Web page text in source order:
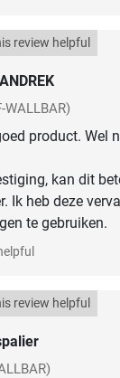
review helpful
WALLBAR)
product. Wel
kan dit
Ik heb deze
te gebruiken.
review helpful